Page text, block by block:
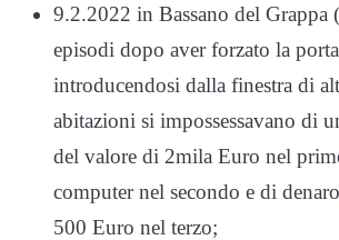
9.2.2022 in Bassano del
episodi dopo aver forzato la
introducendosi dalla finestra di
abitazioni si impossessavano di
del valore di 2mila Euro nel
computer nel secondo e di
500 Euro nel terzo;